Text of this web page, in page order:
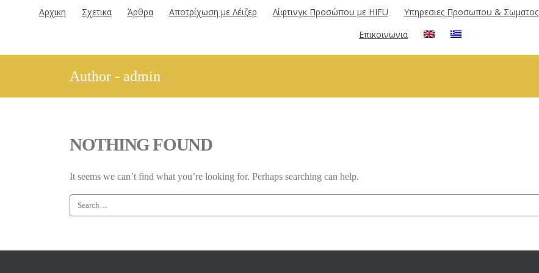
Αρχικη Σχετικα Άρθρα Αποτρίχωση με Λέιζερ Λίφτινγκ Προσώπου με HIFU Υπηρεσιες Προσωπου & Σωματος
Επικοινωνια
Author - admin
NOTHING FOUND
It seems we can’t find what you’re looking for. Perhaps searching can help.